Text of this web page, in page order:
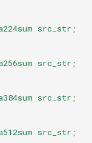
src_str ;
src_str ;
src_str ;
src_str ;